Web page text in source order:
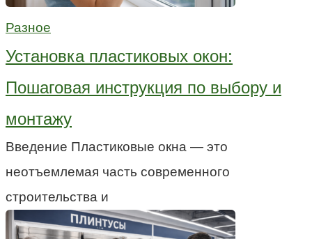
Разное
Установка пластиковых окон:
Пошаговая инструкция по выбору и
монтажу
Введение Пластиковые окна — это
неотъемлемая часть современного
строительства и